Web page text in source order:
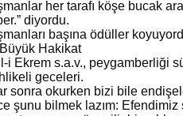
her tarafı köşe bucak
diyordu.
başına ödüller
Hakikat
i Ekrem s.a.v., peygamberliği
geceleri.
sonra okurken bizi bile
şunu bilmek lazım: Efendimiz